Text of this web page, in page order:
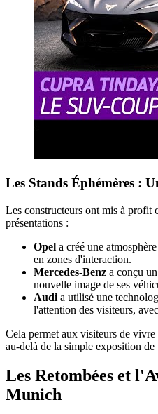
Les Stands Éphémères :
Les constructeurs ont mis à profit
présentations :
Opel a créé une
en zones d'interaction.
Mercedes-Benz a conçu
nouvelle image de ses
Audi a utilisé une
l'attention des visiteurs,
Cela permet aux visiteurs de
au-delà de la simple exposition de
Les Retombées et
Munich